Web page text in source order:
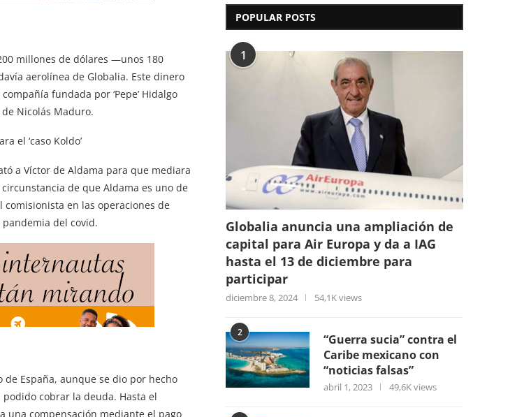
millones de dólares —unos 180
aerolínea de Globalia. Este dinero
fundada por ‘Pepe’ Hidalgo
Nicolás Maduro.
el ‘caso Koldo’
a Víctor de Aldama para que mediara
de que Aldama es uno de
comisionista en las operaciones de
del covid.
España, aunque se dio por hecho
cobrar la deuda. Hasta el
una compensación mediante el pago
POPULAR POSTS
1
Globalia anuncia una ampliación de
capital para Air Europa y da a IAG
hasta el 13 de diciembre para
participar
diciembre 8, 2024 54,1K views
2
“Guerra sucia” contra el
Caribe mexicano con
“noticias falsas”
abril 1, 2023 49,6K views